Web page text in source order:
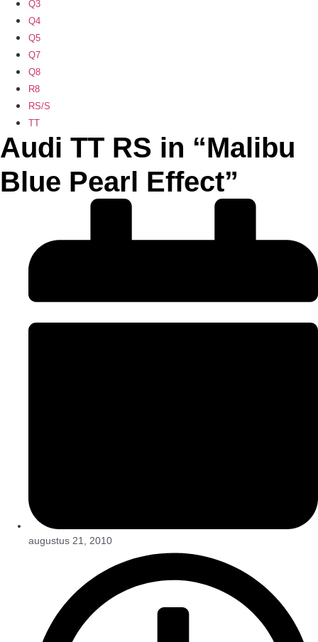
Q3
Q4
Q5
Q7
Q8
R8
RS/S
TT
Audi TT RS in “Malibu
Blue Pearl Effect”
augustus 21, 2010